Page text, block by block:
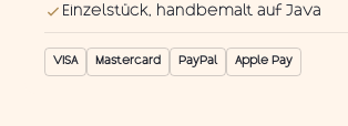
Einzelstück, handbemalt auf Java
VISA Mastercard PayPal Apple Pay